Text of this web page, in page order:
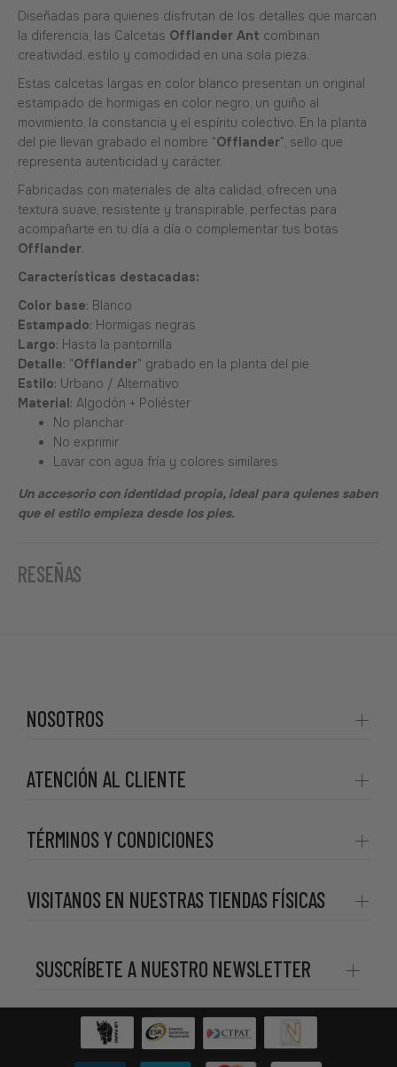
Diseñadas para quienes disfrutan de los detalles que marcan
la diferencia, las Calcetas Offlander Ant combinan
creatividad, estilo y comodidad en una sola pieza.
Estas calcetas largas en color blanco presentan un original
estampado de hormigas en color negro, un guiño al
movimiento, la constancia y el espíritu colectivo. En la planta
del pie llevan grabado el nombre "Offlander", sello que
representa autenticidad y carácter.
Fabricadas con materiales de alta calidad, ofrecen una
textura suave, resistente y transpirable, perfectas para
acompañarte en tu día a día o complementar tus botas
Offlander.
Características destacadas:
Color base: Blanco
Estampado: Hormigas negras
Largo: Hasta la pantorrilla
Detalle: "Offlander" grabado en la planta del pie
Estilo: Urbano / Alternativo
Material: Algodón + Poliéster
No planchar
No exprimir
Lavar con agua fría y colores similares
Un accesorio con identidad propia, ideal para quienes saben
que el estilo empieza desde los pies.
RESEÑAS
SUSCRÍBETE A NUESTRO NEWSLETTER
NOSOTROS
ATENCIÓN AL CLIENTE
TÉRMINOS Y CONDICIONES
VISITANOS EN NUESTRAS TIENDAS FÍSICAS